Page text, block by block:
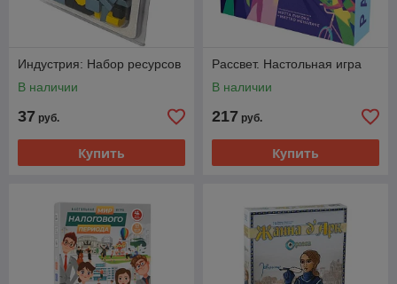
Индустрия: Набор ресурсов
В наличии
37 руб.
Купить
Рассвет. Настольная игра
В наличии
217 руб.
Купить